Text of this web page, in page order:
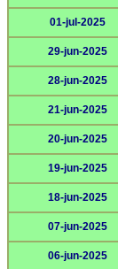
01-jul-2025
29-jun-2025
28-jun-2025
21-jun-2025
20-jun-2025
19-jun-2025
18-jun-2025
07-jun-2025
06-jun-2025